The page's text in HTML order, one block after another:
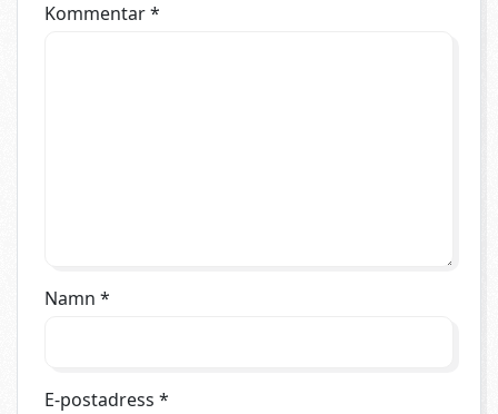
Kommentar*
Namn *
E-postadress *